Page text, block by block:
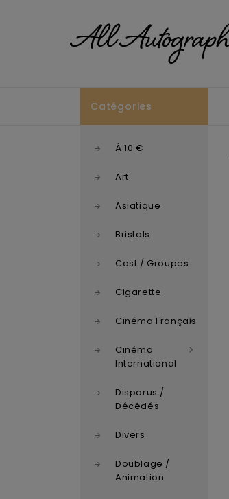
Catégories
À 10 €
Art
Asiatique
Bristols
Cast / Groupes
Cigarette
Cinéma Français
Cinéma
International
Disparus /
Décédés
Divers
Doublage /
Animation